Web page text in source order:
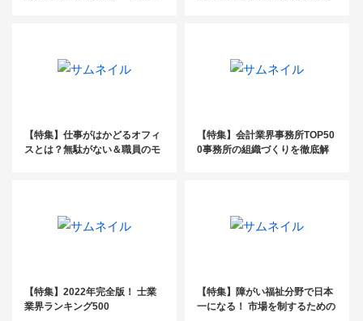
【特集】仕事がはかどるオフィ
スとは？無駄がない＆職員のモ
【特集】会計業界事務所TOP50
0事務所の組織づくりを徹底解
【特集】2022年完全版！ 士業
業界ランキング500
【特集】障がい福祉分野で日本
一になる！ 市場を制するための